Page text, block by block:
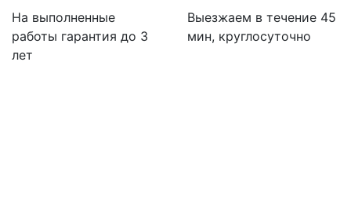
На выполненные
работы гарантия до 3
лет
Выезжаем в течение 45
мин, круглосуточно